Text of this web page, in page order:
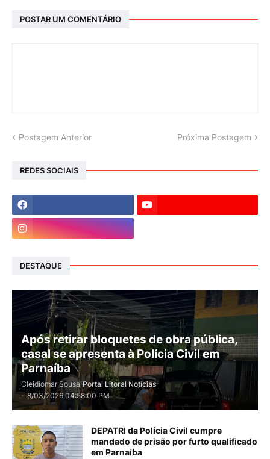
POSTAR UM COMENTÁRIO
Postagem Anterior Próxima Postagem
REDES SOCIAIS
DESTAQUE
Após retirar bloquetes de obra pública,
casal se apresenta à Polícia Civil em
Parnaíba
Cleidiomar Sousa Portal Litoral Notícias
- 8/03/2026 04:58:00 PM
DEPATRI da Polícia Civil cumpre
mandado de prisão por furto qualificado
em Parnaíba